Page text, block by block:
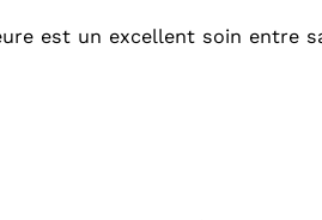
est un excellent soin entre